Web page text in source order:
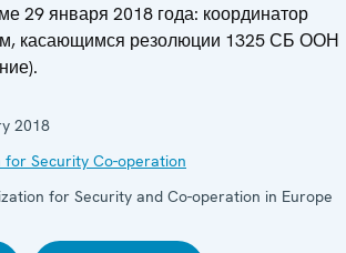
29 января 2018 года: координатор
касающимся резолюции 1325 СБ ООН
2018
for Security Co-operation
for Security and Co-operation in Europe